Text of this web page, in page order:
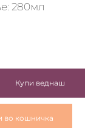
280мл
Купи веднаш
во кошничка